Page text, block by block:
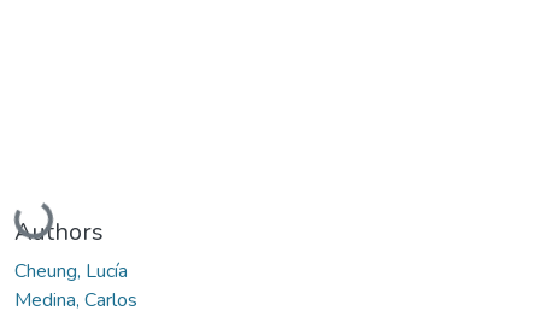
Cargando...
Authors
Cheung, Lucía
Medina, Carlos